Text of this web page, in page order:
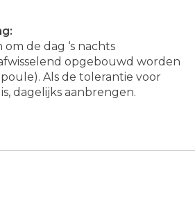
de dag ‘s nachts
opgebouwd worden
Als de tolerantie voor
dagelijks aanbrengen.